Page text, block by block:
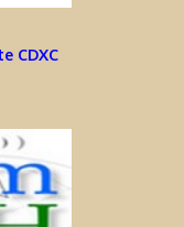
CDXC